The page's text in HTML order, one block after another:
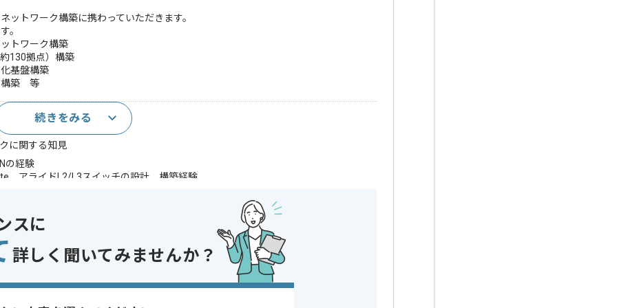
ットワーク構築に携わっていただきます。
。
トワーク構築
130拠点）構築
基盤構築
構築 等
に関する知見
の経験
、アライドL2/L3スイッチの設計、構築経験
れば申し込み可能なケースもございます！まずはお気軽にご相談ください！
り , 長期プロジェクト
続きをみる
スに
詳しく聞いてみませんか？